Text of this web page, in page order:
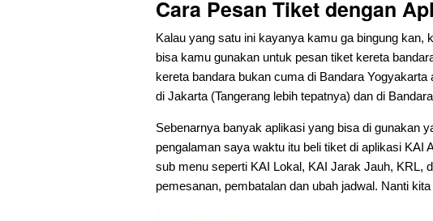
Cara Pesan Tiket dengan
Kalau yang satu ini kayanya kamu ga bingung kan,
bisa kamu gunakan untuk pesan tiket kereta
kereta bandara bukan cuma di Bandara
di Jakarta (Tangerang lebih tepatnya) dan di
Sebenarnya banyak aplikasi yang bisa di gunakan
pengalaman saya waktu itu beli tiket di aplikasi
sub menu seperti KAI Lokal, KAI Jarak Jauh, KRL,
pemesanan, pembatalan dan ubah jadwal. Nanti